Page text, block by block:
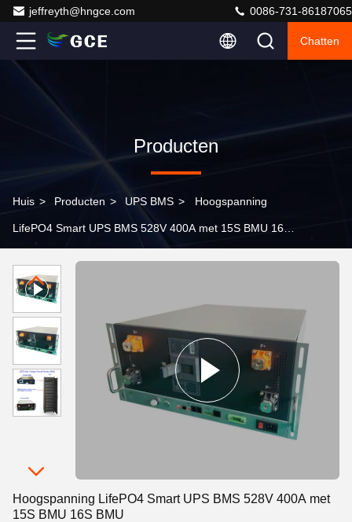
jeffreyth@hngce.com 0086-731-86187065
Chatten
Producten
Huis > Producten > UPS BMS > Hoogspanning
LifePO4 Smart UPS BMS 528V 400A met 15S BMU 16S
Hoogspanning LifePO4 Smart UPS BMS 528V 400A met
15S BMU 16S BMU